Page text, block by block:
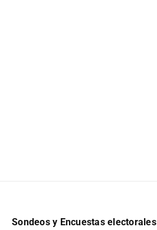
Sondeos y Encuestas electorales